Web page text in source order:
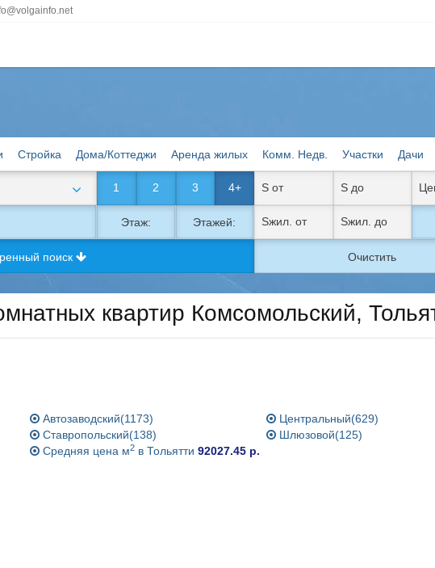
Стройка Дома/Коттеджи Аренда жилых Комм. Недв. Участки Дачи
1 2 3 4+
Этаж: Этажей:
поиск Очистить
квартир Комсомольский,
Автозаводский(1173)
Центральный(629)
Ставропольский(138)
Шлюзовой(125)
Средняя цена м2 в Тольятти92027.45 р.